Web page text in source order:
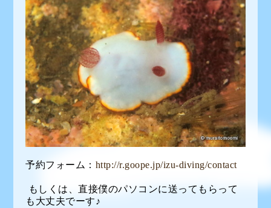
予約フォーム： http://r.goope.jp/izu-diving/contact
もしくは、直接僕のパソコンに送ってもらって
も大丈夫でーす♪